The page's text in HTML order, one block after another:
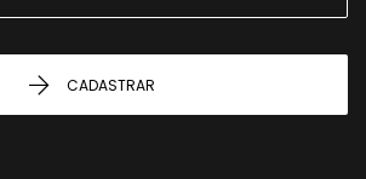
CADASTRAR